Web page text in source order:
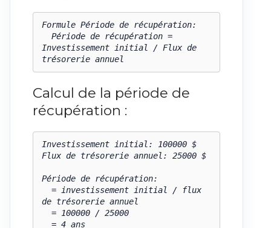
Formule Période de récupération:
Investissement initial / Flux de
trésorerie annuel
Calcul de la période de
récupération :
Investissement initial: 100000 $
Flux de trésorerie annuel: 25000 $
Période de récupération:
de trésorerie annuel
  = 4 ans